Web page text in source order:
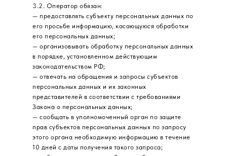
3.2. Оператор обязан:
— предоставлять субъекту персональных данных по
его просьбе информацию, касающуюся обработки
его персональных данных;
— организовывать обработку персональных данных
в порядке, установленном действующим
законодательством РФ;
— отвечать на обращения и запросы субъектов
персональных данных и их законных
представителей в соответствии с требованиями
Закона о персональных данных;
— сообщать в уполномоченный орган по защите
прав субъектов персональных данных по запросу
этого органа необходимую информацию в течение
10 дней с даты получения такого запроса;